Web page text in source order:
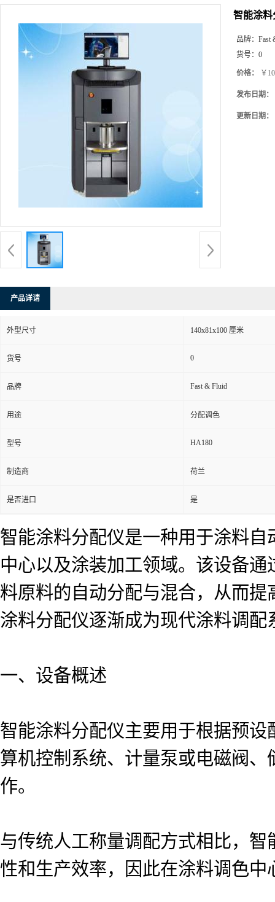
智能涂料
品牌： Fast
货号： 0
价格： ￥
发布日期：
更新日期：
产品详请
外型尺寸 140x81x100 厘米
货号 0
品牌 Fast & Fluid
用途 分配调色
型号 HA180
制造商 荷兰
是否进口 是
智能涂料分配仪是一种用于涂料
中心以及涂装加工领域。该设备
料原料的自动分配与混合，从而
涂料分配仪逐渐成为现代涂料调
一、设备概述
智能涂料分配仪主要用于根据预
算机控制系统、计量泵或电磁阀
作。
与传统人工称量调配方式相比，
性和生产效率，因此在涂料调色